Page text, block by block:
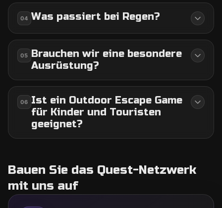
04 Was passiert bei Regen?
05 Brauchen wir eine besondere
Ausrüstung?
06 Ist ein Outdoor Escape Game
für Kinder und Touristen
geeignet?
Bauen Sie das Quest-Netzwerk
mit uns auf